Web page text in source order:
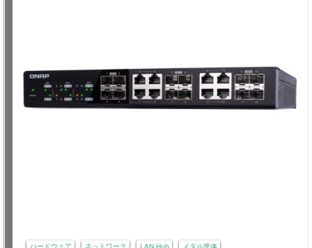
ハードウェア ネットワーク LAN Hub メタル筐体